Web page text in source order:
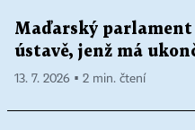
Maďarský
ústavě, jenž má
13. 7. 2026 ▪ 2 min. čtení